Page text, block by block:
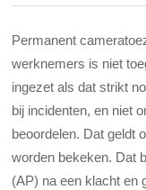
Permanent
werknemers is niet
ingezet als dat strikt
bij incidenten, en niet
beoordelen. Dat geldt
worden bekeken. Dat
(AP) na een klacht en